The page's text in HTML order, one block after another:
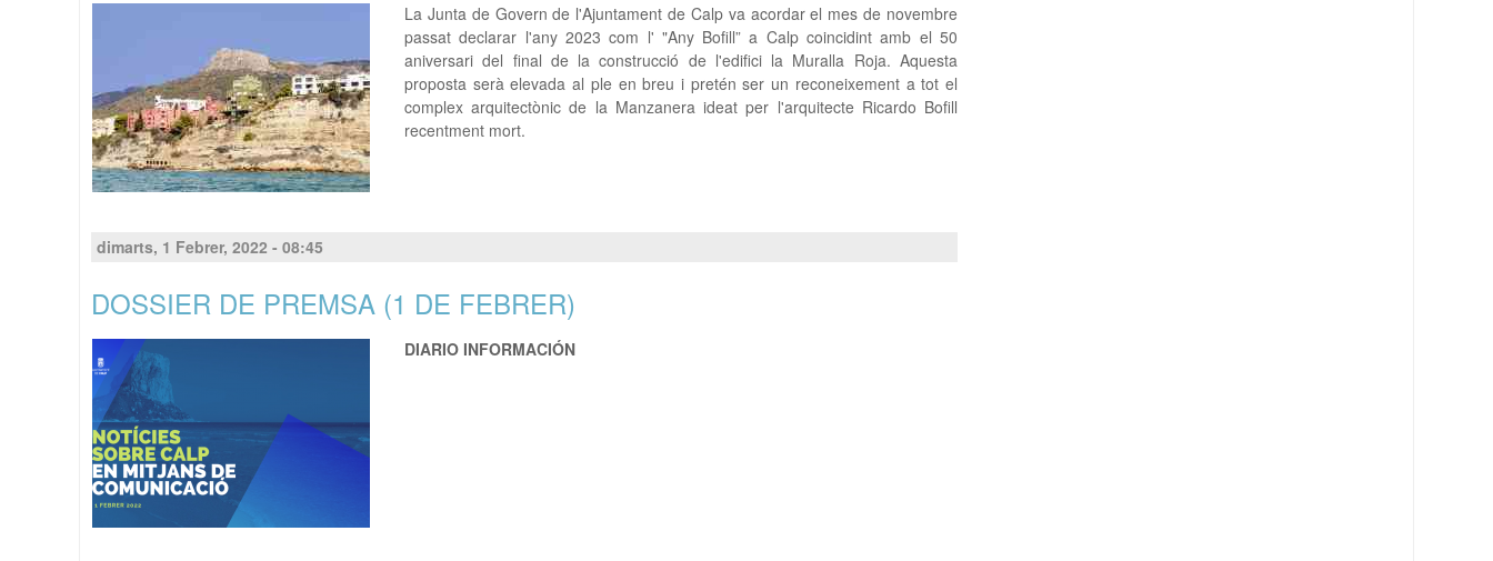
La Junta de Govern de l'Ajuntament de Calp va acordar el mes de novembre
passat declarar l'any 2023 com l' "Any Bofill” a Calp coincidint amb el 50
aniversari del final de la construcció de l'edifici la Muralla Roja. Aquesta
proposta serà elevada al ple en breu i pretén ser un reconeixement a tot el
complex arquitectònic de la Manzanera ideat per l'arquitecte Ricardo Bofill
recentment mort.
dimarts, 1 Febrer, 2022 - 08:45
DOSSIER DE PREMSA (1 DE FEBRER)
DIARIO INFORMACIÓN